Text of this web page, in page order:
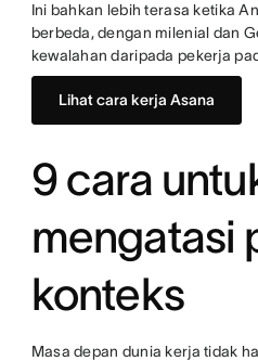
Ini bahkan lebih terasa ketika
berbeda, dengan milenial dan
kewalahan daripada pekerja
Lihat cara kerja Asana
9 cara
mengatasi
konteks
Masa depan dunia kerja tidak